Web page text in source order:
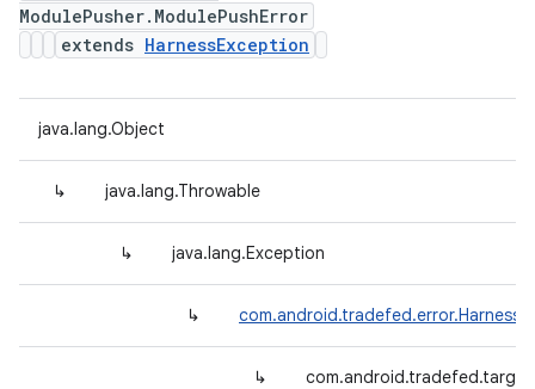
ModulePusher.ModulePushError
extends HarnessException
java.lang.Object
↳ java.lang.Throwable
↳ java.lang.Exception
↳
↳